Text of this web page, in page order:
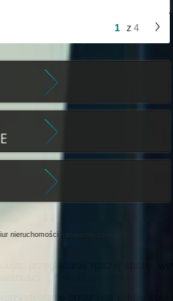
1 z4
nieruchomości -
przeglądanie naszej strony,
przez nas plików